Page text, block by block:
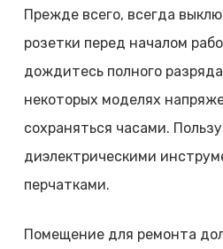
Прежде всего, всегда
розетки перед началом
дождитесь полного
некоторых моделях
сохраняться часами.
диэлектрическими
перчатками.
Помещение для ремонта